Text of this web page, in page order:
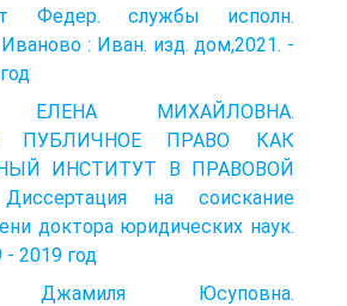
Федер. службы исполн.
Иваново : Иван. изд. дом,2021. -
ЕЛЕНА МИХАЙЛОВНА.
ПУБЛИЧНОЕ ПРАВО КАК
ИНСТИТУТ В ПРАВОВОЙ
на соискание
доктора юридических наук.
2019 год
Джамиля Юсуповна.